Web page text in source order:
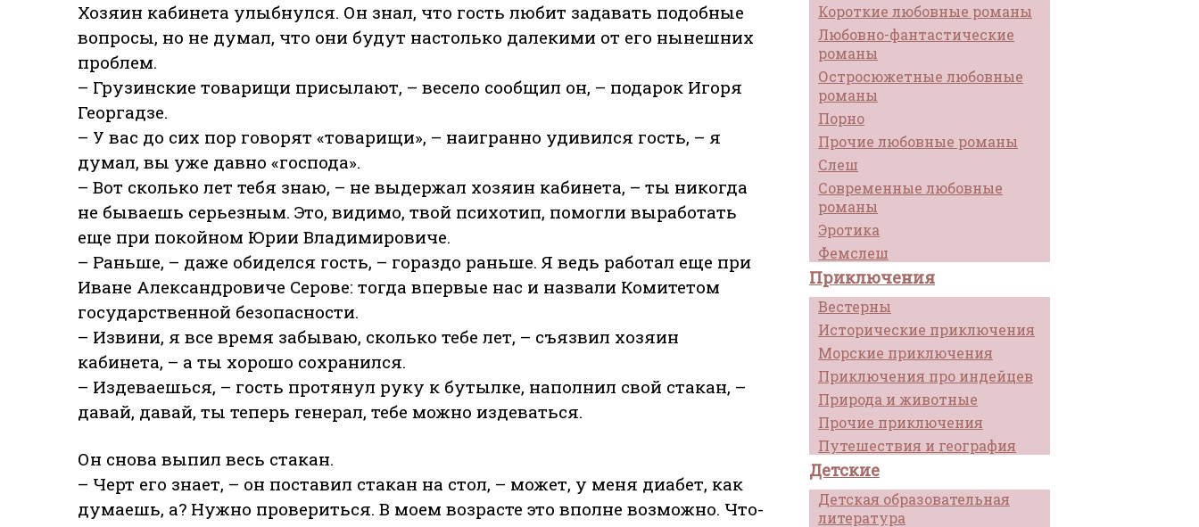
Короткие любовные романы
Любовно-фантастические
романы
Остросюжетные любовные
романы
Порно
Прочие любовные романы
Слеш
Современные любовные
романы
Эротика
Фемслеш
Приключения
Вестерны
Исторические приключения
Морские приключения
Приключения про индейцев
Природа и животные
Прочие приключения
Путешествия и география
Детские
Детская образовательная
литература
Хозяин кабинета улыбнулся. Он знал, что гость любит задавать подобные
вопросы, но не думал, что они будут настолько далекими от его нынешних
проблем.
– Грузинские товарищи присылают, – весело сообщил он, – подарок Игоря
Георгадзе.
– У вас до сих пор говорят «товарищи», – наигранно удивился гость, – я
думал, вы уже давно «господа».
– Вот сколько лет тебя знаю, – не выдержал хозяин кабинета, – ты никогда
не бываешь серьезным. Это, видимо, твой психотип, помогли выработать
еще при покойном Юрии Владимировиче.
– Раньше, – даже обиделся гость, – гораздо раньше. Я ведь работал еще при
Иване Александровиче Серове: тогда впервые нас и назвали Комитетом
государственной безопасности.
– Извини, я все время забываю, сколько тебе лет, – съязвил хозяин
кабинета, – а ты хорошо сохранился.
– Издеваешься, – гость протянул руку к бутылке, наполнил свой стакан, –
давай, давай, ты теперь генерал, тебе можно издеваться.
Он снова выпил весь стакан.
– Черт его знает, – он поставил стакан на стол, – может, у меня диабет, как
думаешь, а? Нужно провериться. В моем возрасте это вполне возможно. Что-